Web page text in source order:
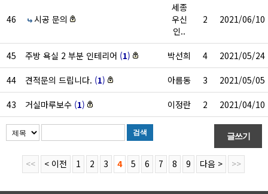
46 시공 문의
세종
우신
인..
2 2021/06/10
45 주방 욕실 2 부분 인테리어 (1) 박선희 4 2021/05/24
44 견적문의 드립니다. (1) 아름동 3 2021/05/05
43 거실마루보수 (1) 이정란 2 2021/04/10
<< < 이전 1 2 3 4 5 6 7 8 9 다음 > >>